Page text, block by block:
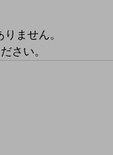
ません。
さい。